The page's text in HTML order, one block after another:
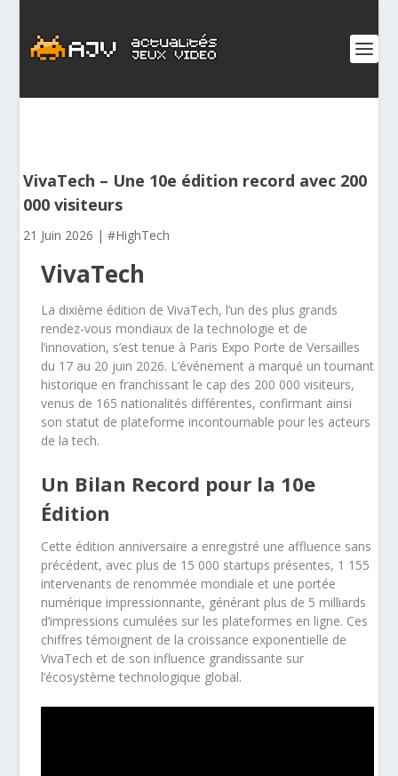
VivaTech – Une 10e édition record avec 200
000 visiteurs
21 Juin 2026 |#HighTech
VivaTech
La dixième édition de VivaTech, l’un des plus grands
rendez-vous mondiaux de la technologie et de
l’innovation, s’est tenue à Paris Expo Porte de Versailles
du 17 au 20 juin 2026. L’événement a marqué un tournant
historique en franchissant le cap des 200 000 visiteurs,
venus de 165 nationalités différentes, confirmant ainsi
son statut de plateforme incontournable pour les acteurs
de la tech.
Un Bilan Record pour la 10e
Édition
Cette édition anniversaire a enregistré une affluence sans
précédent, avec plus de 15 000 startups présentes, 1 155
intervenants de renommée mondiale et une portée
numérique impressionnante, générant plus de 5 milliards
d’impressions cumulées sur les plateformes en ligne. Ces
chiffres témoignent de la croissance exponentielle de
VivaTech et de son influence grandissante sur
l’écosystème technologique global.